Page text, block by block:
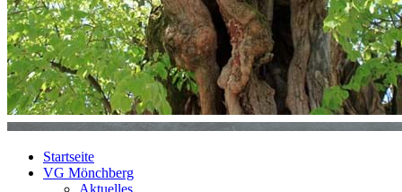
Startseite
VG Mönchberg
Aktuelles